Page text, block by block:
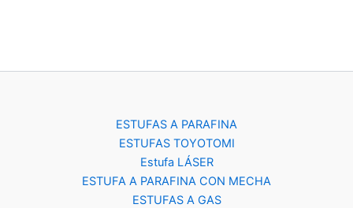
ESTUFAS A PARAFINA
ESTUFAS TOYOTOMI
Estufa LÁSER
ESTUFA A PARAFINA CON MECHA
ESTUFAS A GAS